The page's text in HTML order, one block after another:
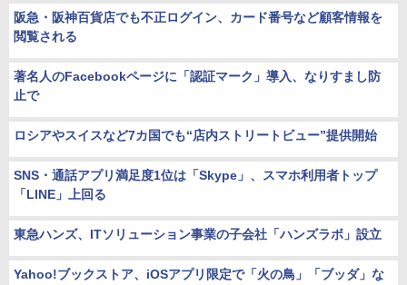
阪急・阪神百貨店でも不正ログイン、カード番号など顧客情報を
閲覧される
著名人のFacebookページに「認証マーク」導入、なりすまし防
止で
ロシアやスイスなど7カ国でも“店内ストリートビュー”提供開始
SNS・通話アプリ満足度1位は「Skype」、スマホ利用者トップ
「LINE」上回る
東急ハンズ、ITソリューション事業の子会社「ハンズラボ」設立
Yahoo!ブックストア、iOSアプリ限定で「火の鳥」「ブッダ」な